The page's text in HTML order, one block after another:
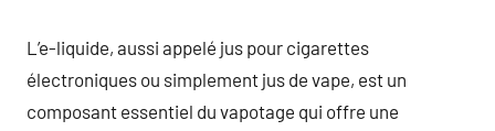
L’e-liquide, aussi appelé jus pour cigarettes
électroniques ou simplement jus de vape, est un
composant essentiel du vapotage qui offre une